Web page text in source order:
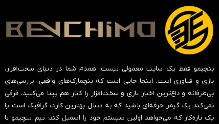
بنچیمو فقط یک سایت معمولی نیست؛ همدم شما در دنیای سخت‌افزار،
بازی و فناوری است. اینجا جایی است که بنچمارک‌های واقعی، بررسی‌های
بی‌طرفانه و داغ‌ترین اخبار بازی و سخت‌افزار را کنار هم پیدا می‌کنید. فرقی
نمی‌کند یک گیمر حرفه‌ای باشید که به دنبال بهترین کارت گرافیک است یا
یک تازه‌کار که می‌خواهد اولین سیستم خود را اسمبل کند؛ تیم بنچیمو با